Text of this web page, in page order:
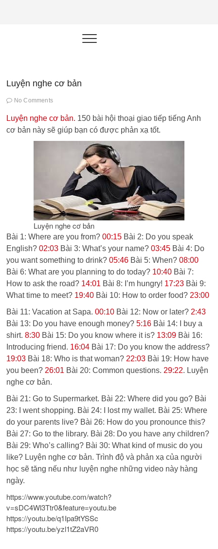
thời đại AI
Luyện nghe cơ bản
No Comments
Luyện nghe cơ bản. 150 bài hội thoại giao tiếp tiếng Anh
cơ bản này sẽ giúp bạn có được phản xạ tốt.
Luyện nghe cơ bản
Bài 1: Where are you from?00:15 Bài 2: Do you speak
English?02:03 Bài 3: What’s your name?03:45 Bài 4: Do
you want something to drink?05:46 Bài 5: When?08:00
Bài 6: What are you planning to do today? 10:40 Bài 7:
How to ask the road? 14:01 Bài 8: I’m hungry! 17:23 Bài 9:
What time to meet? 19:40 Bài 10: How to order food? 23:00
Bài 11: Vacation at Sapa.00:10 Bài 12: Now or later? 2:43
Bài 13: Do you have enough money?5:16 Bài 14: I buy a
shirt.8:30 Bài 15: Do you know where it is? 13:09 Bài 16:
Introducing friend. 16:04 Bài 17: Do you know the address?
19:03 Bài 18: Who is that woman? 22:03 Bài 19: How have
you been? 26:01 Bài 20: Common questions. 29:22. Luyện
nghe cơ bản.
Bài 21: Go to Supermarket. Bài 22: Where did you go? Bài
23: I went shopping. Bài 24: I lost my wallet. Bài 25: Where
do your parents live? Bài 26: How do you pronounce this?
Bài 27: Go to the library. Bài 28: Do you have any children?
Bài 29: Who’s calling? Bài 30: What kind of music do you
like? Luyện nghe cơ bản. Trình độ và phản xạ của người
học sẽ tăng nếu như luyện nghe những video này hàng
ngày.
https://www.youtube.com/watch?
v=sDC4Wl3Ttr0&feature=youtu.be
https://youtu.be/q1Ipa9tYSSc
https://youtu.be/yzl1tZ2aVR0